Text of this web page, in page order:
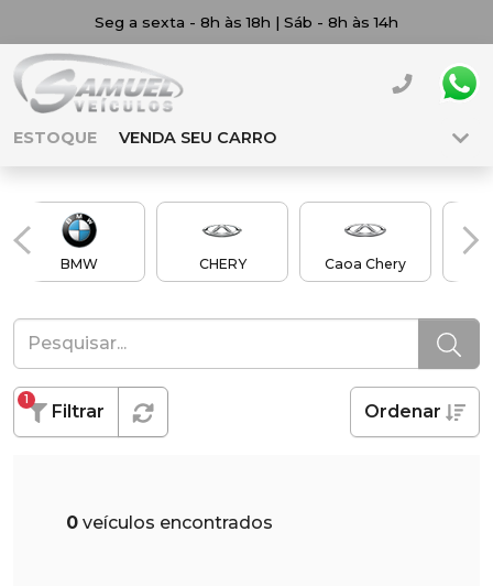
Seg a sexta - 8h às 18h | Sáb - 8h às 14h
ESTOQUE VENDA SEU CARRO
BMW CHERY Caoa Chery
Filtrar
1
Ordenar
0 veículos encontrados